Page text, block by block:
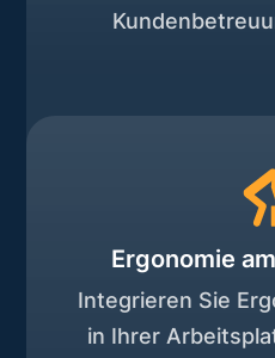
Ergonomie
Integrieren Sie
in Ihrer